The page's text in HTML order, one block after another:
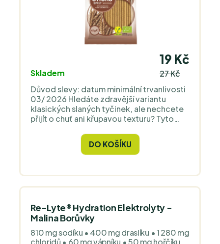
Skladem
19 Kč
27 Kč
Důvod slevy: datum minimální trvanlivosti
03/ 2026 Hledáte zdravější variantu
klasických slaných tyčinek, ale nechcete
přijít o chuť ani křupavou texturu? Tyto
himalájskou solí mají oproti běžným
tyčinkám z bílé mouky plnější obilnou chuť
a výraznou křupavost. Jsou pečené z
kvásku a nehydrogenovaného
kokosového oleje, zatímco himalájská sůl
oleje a ztužených tuků: pouze suroviny z
ekologického zemědělství,
nehydrogenovaný kokosový olej,
špaldový kvásek a himalájská sůl (1,3 %).
DO KOŠÍKU
Re-Lyte® Hydration Elektrolyty -
Malina Borůvky
810 mg sodíku • 400 mg draslíku • 1 280 mg